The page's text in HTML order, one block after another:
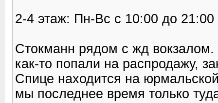
2-4 этаж: Пн-Вс с 10:00 до 21:00
Стокманн рядом с жд
как-то попали на распродажу,
Спице находится на
мы последнее время только